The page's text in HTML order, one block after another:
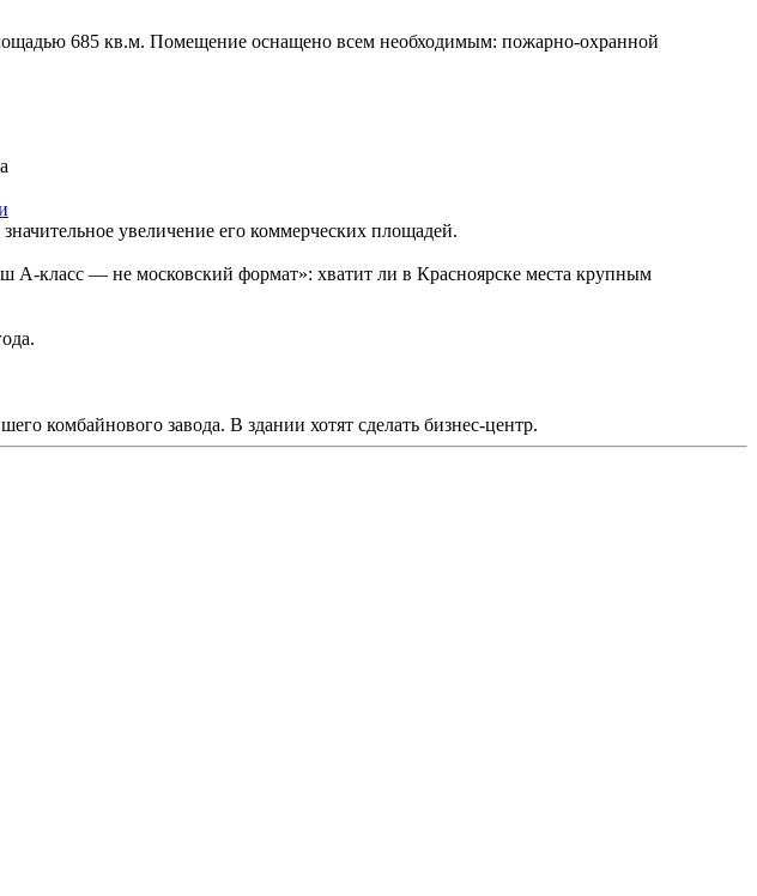
685 кв.м. Помещение ocнaщено всем необходимым: пожарно-охранной
увеличение его коммерческих площадей.
класс — не московский формат»: хватит ли в Красноярске места крупным
комбайнового завода. В здании хотят сделать бизнес-центр.